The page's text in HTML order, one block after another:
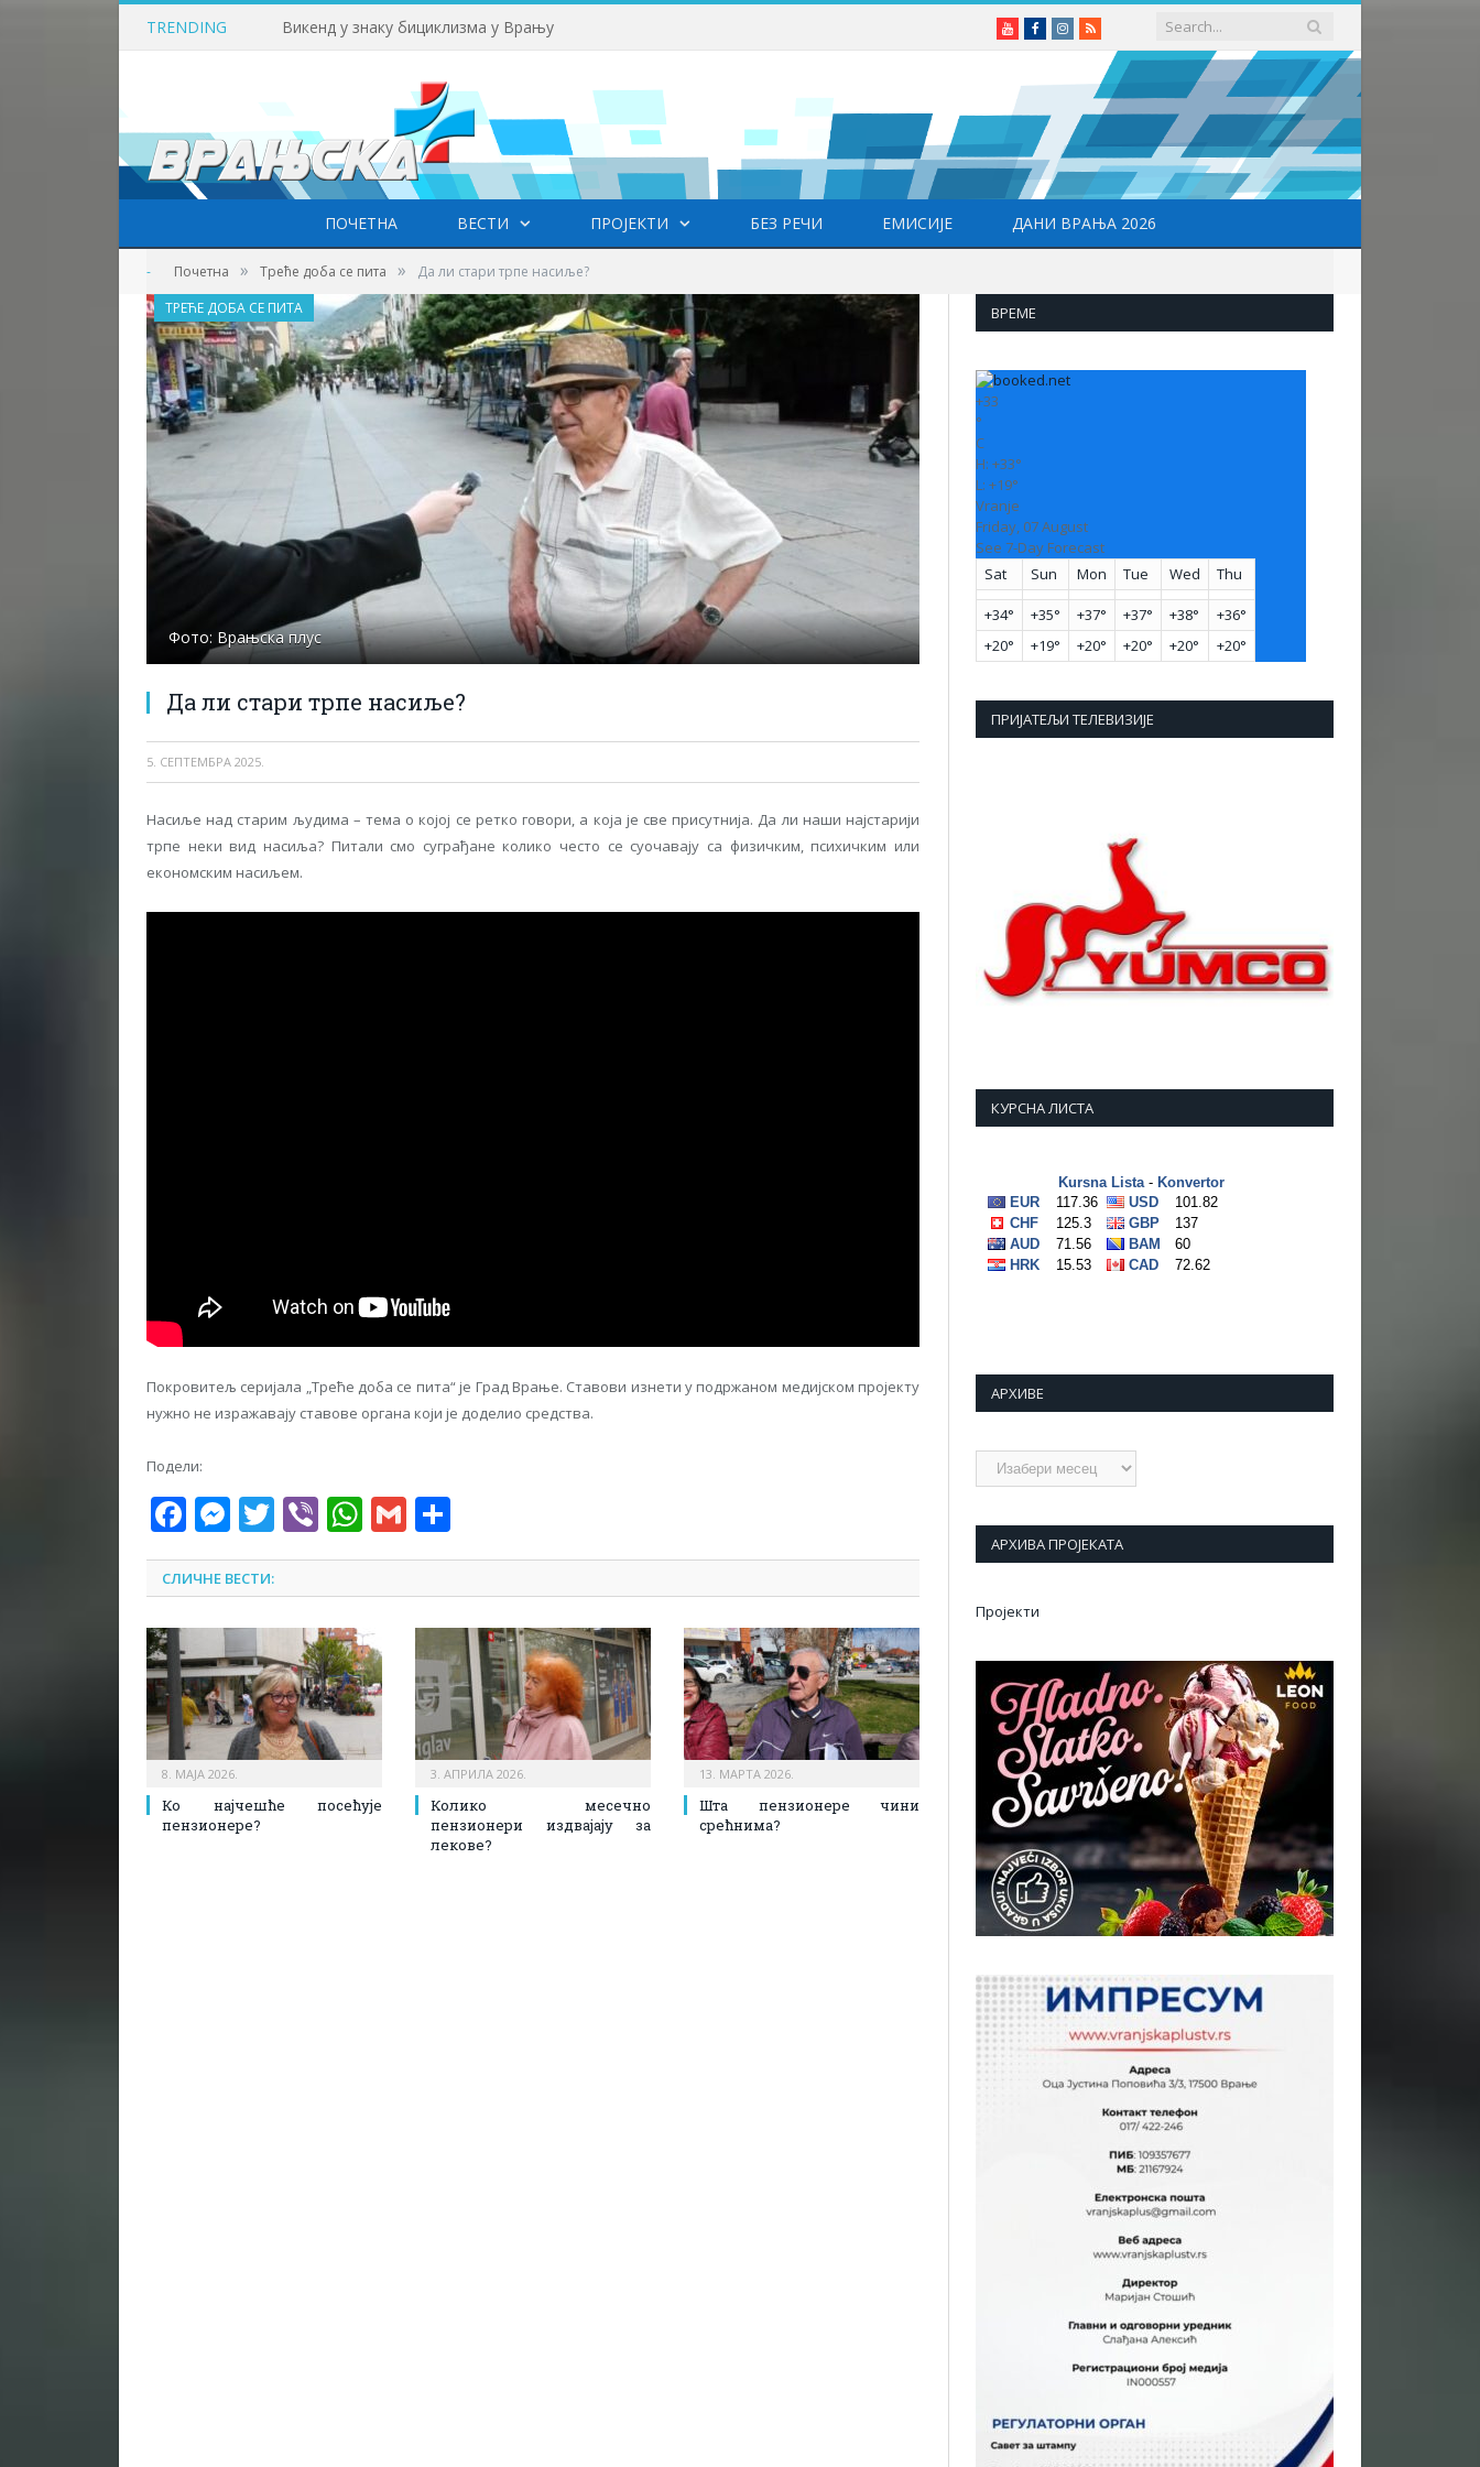
TRENDING Викенд у знаку бициклизма у Врању YoutubeFacebookInstagram
RSS
ПОЧЕТНА ВЕСТИ ПРОЈЕКТИ БЕЗ РЕЧИ ЕМИСИЈЕ ДАНИ ВРАЊА 2026
- Почетна » Tреће доба се пита » Да ли стари трпе насиље?
Фото: Врањска плус
Да ли стари трпе насиље?
5. СЕПТЕМБРА 2025.
TРЕЋЕ ДОБА СЕ ПИТА
Насиље над старим људима – тема о којој се ретко говори, а која је све присутнија. Да ли наши најстарији
трпе неки вид насиља? Питали смо суграђане колико често се суочавају са физичким, психичким или
економским насиљем.
Покровитељ серијала „Треће доба се пита“ је Град Врање. Ставови изнети у подржаном медијском пројекту
нужно не изражавају ставове органа који је доделио средства.
Подели:
Facebook
Messenger
Twitter
ViberWhatsApp
Gmail
СЛИЧНЕ ВЕСТИ:
8. МАЈА 2026.
Ко најчешће посећује
пензионере?
3. АПРИЛА 2026.
Колико месечно
пензионери издвајају за
лекове?
13. МАРТА 2026.
Шта пензионере чини
срећнима?
ВРЕМЕ
+33
°
C
H: +33°
L: +19°
Vranje
Friday, 07 August
See 7-Day Forecast
Sat
Sun Mon Tue Wed Thu
+34° +35° +37° +37° +38° +36°
+20° +19° +20° +20° +20° +20°
ПРИЈАТЕЉИ ТЕЛЕВИЗИЈЕ
КУРСНА ЛИСТА
АРХИВЕ
Архиве
АРХИВА ПРОЈЕКАТА
Пројекти